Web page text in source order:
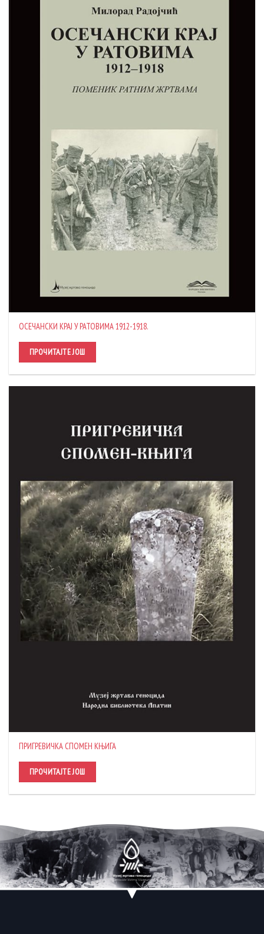
ОСЕЧАНСКИ КРАЈ У РАТОВИМА 1912-1918.
ПРОЧИТАЈТЕ ЈОШ
ПРИГРЕВИЧКА СПОМЕН КЊИГА
ПРОЧИТАЈТЕ ЈОШ